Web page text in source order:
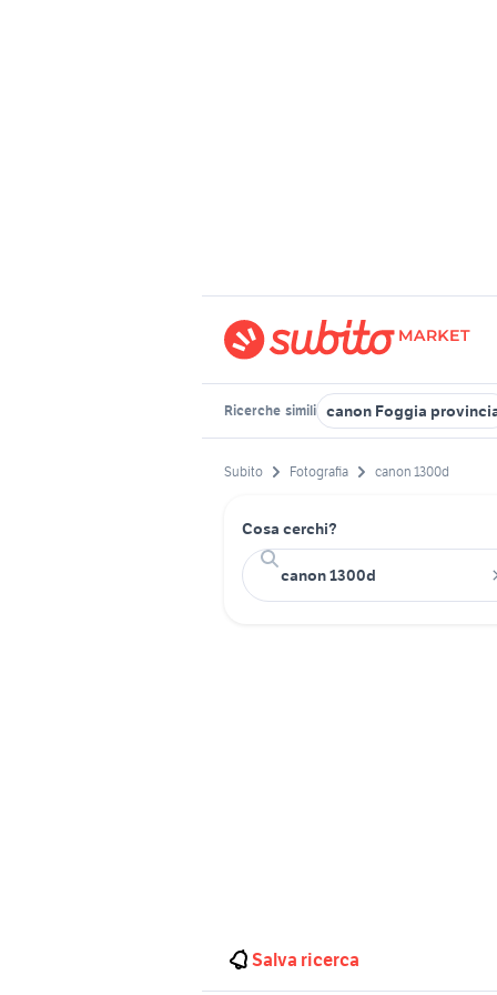
Ricerche simili canon Foggia
Subito Fotografia canon 1300d
Cosa cerchi?
Salva ricerca